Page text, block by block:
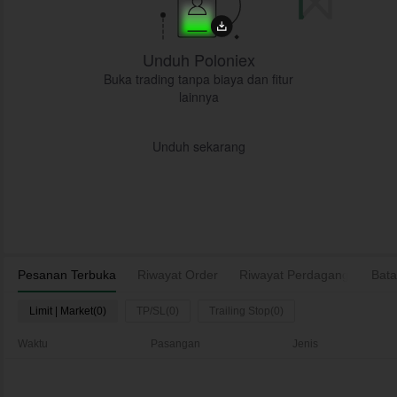
Pesanan Terbuka Riwayat Order Riwayat Perdagangan
Limit | Market(0) TP/SL(0) Trailing Stop(0)
Waktu Pasangan Jenis
Unduh Poloniex
Buka trading tanpa biaya dan fitur
lainnya
Unduh sekarang